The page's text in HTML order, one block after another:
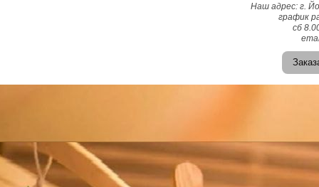
Наш адрес: г.
график
сб